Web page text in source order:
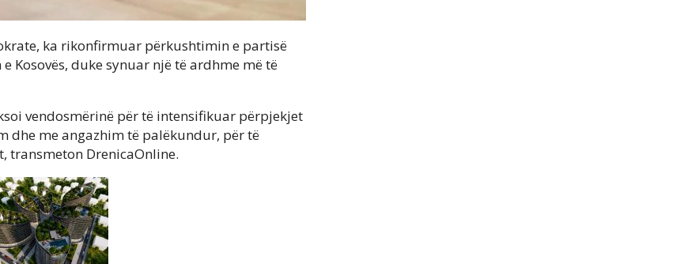
ka rikonfirmuar përkushtimin e partisë
Kosovës, duke synuar një të ardhme më të
vendosmërinë për të intensifikuar përpjekjet
dhe me angazhim të palëkundur, për të
transmeton DrenicaOnline.